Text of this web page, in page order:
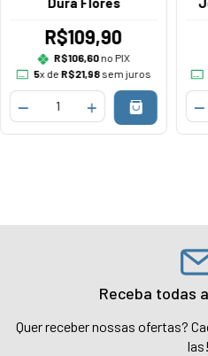
R$109,90
R$106,60no PIX
5x de R$21,98sem juros
Receba todas
Quer receber nossas ofertas?
las!